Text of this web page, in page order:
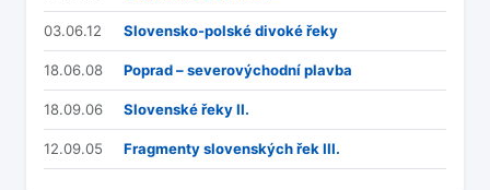
03.06.12 Slovensko-polské divoké řeky
18.06.08 Poprad – severovýchodní plavba
18.09.06 Slovenské řeky II.
12.09.05 Fragmenty slovenských řek III.